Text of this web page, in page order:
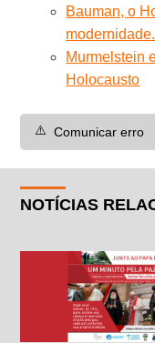
Bauman, o
Murmelstein
Holocausto
⚠️ Comunicar erro
NOTÍCIAS